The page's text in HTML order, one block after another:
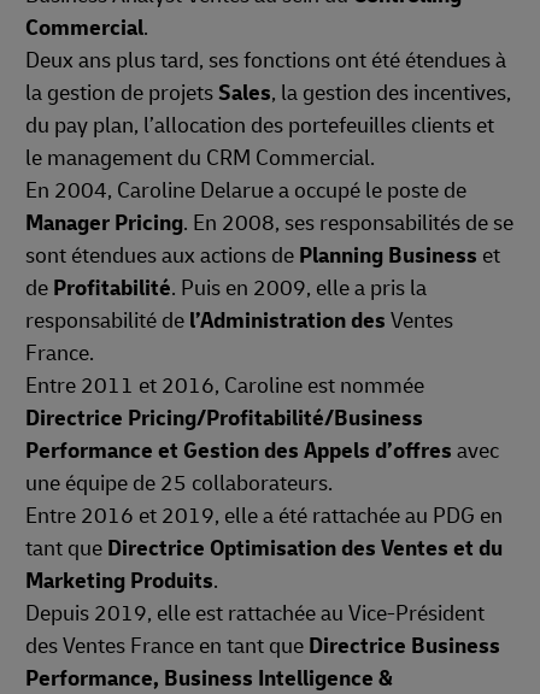
Commercial.
Deux ans plus tard, ses fonctions ont été étendues à
la gestion de projetsSales, la gestion des incentives,
du pay plan, l’allocation des portefeuilles clients et
le management du CRM Commercial.
En 2004, Caroline Delarue a occupé le poste de
Manager Pricing. En 2008, ses responsabilités de se
sont étendues aux actions de Planning Business et
de Profitabilité. Puis en 2009, elle a pris la
responsabilité de l’Administration des Ventes
France.
Entre 2011 et 2016, Caroline est nommée
Directrice Pricing/Profitabilité/Business
Performance et Gestion des Appels d’offres avec
une équipe de 25 collaborateurs.
Entre 2016 et 2019, elle a été rattachée au PDG en
tant que Directrice Optimisation des Ventes et du
Marketing Produits.
Depuis 2019, elle est rattachée au Vice-Président
des Ventes France en tant que Directrice Business
Performance, Business Intelligence &